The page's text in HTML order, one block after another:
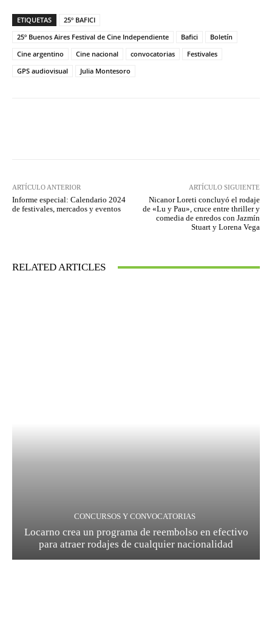
ETIQUETAS
25º BAFICI
25º Buenos Aires Festival de Cine Independiente
Bafici
Boletín
Cine argentino
Cine nacional convocatorias
Festivales
GPS audiovisual
Julia Montesoro
ARTÍCULO ANTERIOR
Informe especial: Calendario 2024
de festivales, mercados y eventos
ARTÍCULO SIGUIENTE
Nicanor Loreti concluyó el rodaje
de «Lu y Pau», cruce entre thriller y
comedia de enredos con Jazmín
Stuart y Lorena Vega
RELATED ARTICLES
CONCURSOS Y CONVOCATORIAS
Locarno crea un programa de reembolso en efectivo
para atraer rodajes de cualquier nacionalidad